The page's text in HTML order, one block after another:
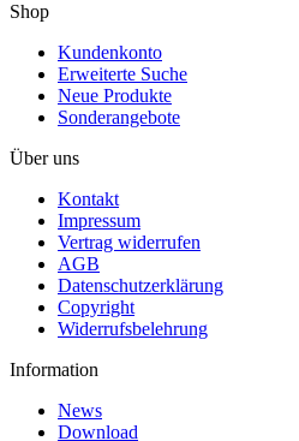
Shop
Kundenkonto
Erweiterte Suche
Neue Produkte
Sonderangebote
Über uns
Kontakt
Impressum
Vertrag widerrufen
AGB
Datenschutzerklärung
Copyright
Widerrufsbelehrung
Information
News
Download